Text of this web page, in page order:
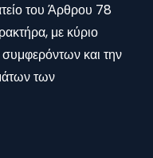
του Άρθρου 78
με κύριο
και την
των